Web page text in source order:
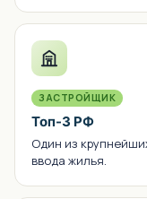
ЗАСТРОЙЩИК
Топ-3 РФ
Один из
ввода жилья.